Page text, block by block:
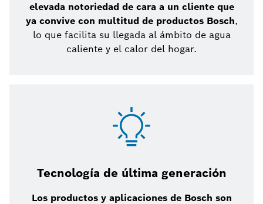
elevada notoriedad de cara a un cliente que
ya convive con multitud de productos Bosch,
lo que facilita su llegada al ámbito de agua
caliente y el calor del hogar.
Tecnología de última generación
Los productos y aplicaciones de Bosch son